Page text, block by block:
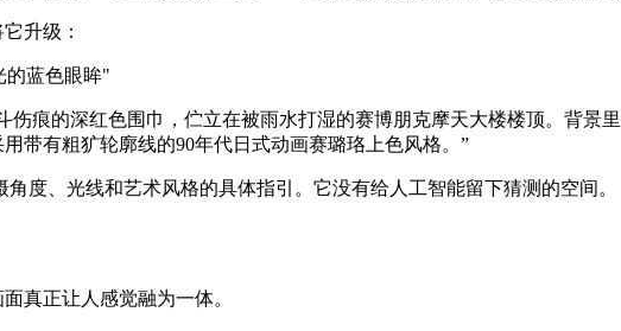
升级：
的蓝色眼眸"
痕的深红色围巾，伫立在被雨水打湿的赛博朋克摩天大楼楼顶。背景
带有粗犷轮廓线的90年代日式动画赛璐珞上色风格。”
度、光线和艺术风格的具体指引。它没有给人工智能留下猜测的空间。
真正让人感觉融为一体。